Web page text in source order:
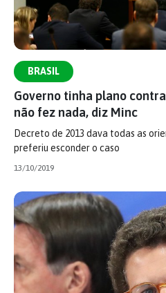
BRASIL
Governo tinha plano
não fez nada, diz Minc
Decreto de 2013 dava todas as
preferiu esconder o caso
13/10/2019